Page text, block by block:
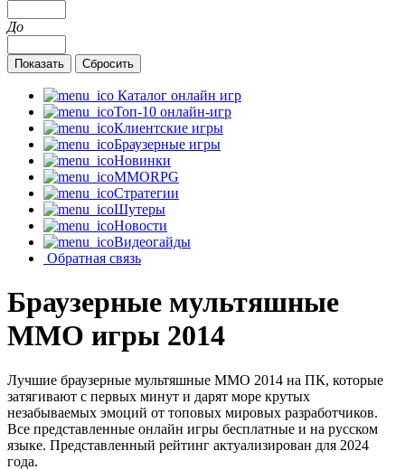
До
Каталог онлайн игр
Топ-10 онлайн-игр
Клиентские игры
Браузерные игры
Новинки
MMORPG
Стратегии
Шутеры
Новости
Видеогайды
Обратная связь
Браузерные мультяшные
MMO игры 2014
Лучшие браузерные мультяшные MMO 2014 на ПК, которые
затягивают с первых минут и дарят море крутых
незабываемых эмоций от топовых мировых разработчиков.
Все представленные онлайн игры бесплатные и на русском
языке. Представленный рейтинг актуализирован для 2024
года.